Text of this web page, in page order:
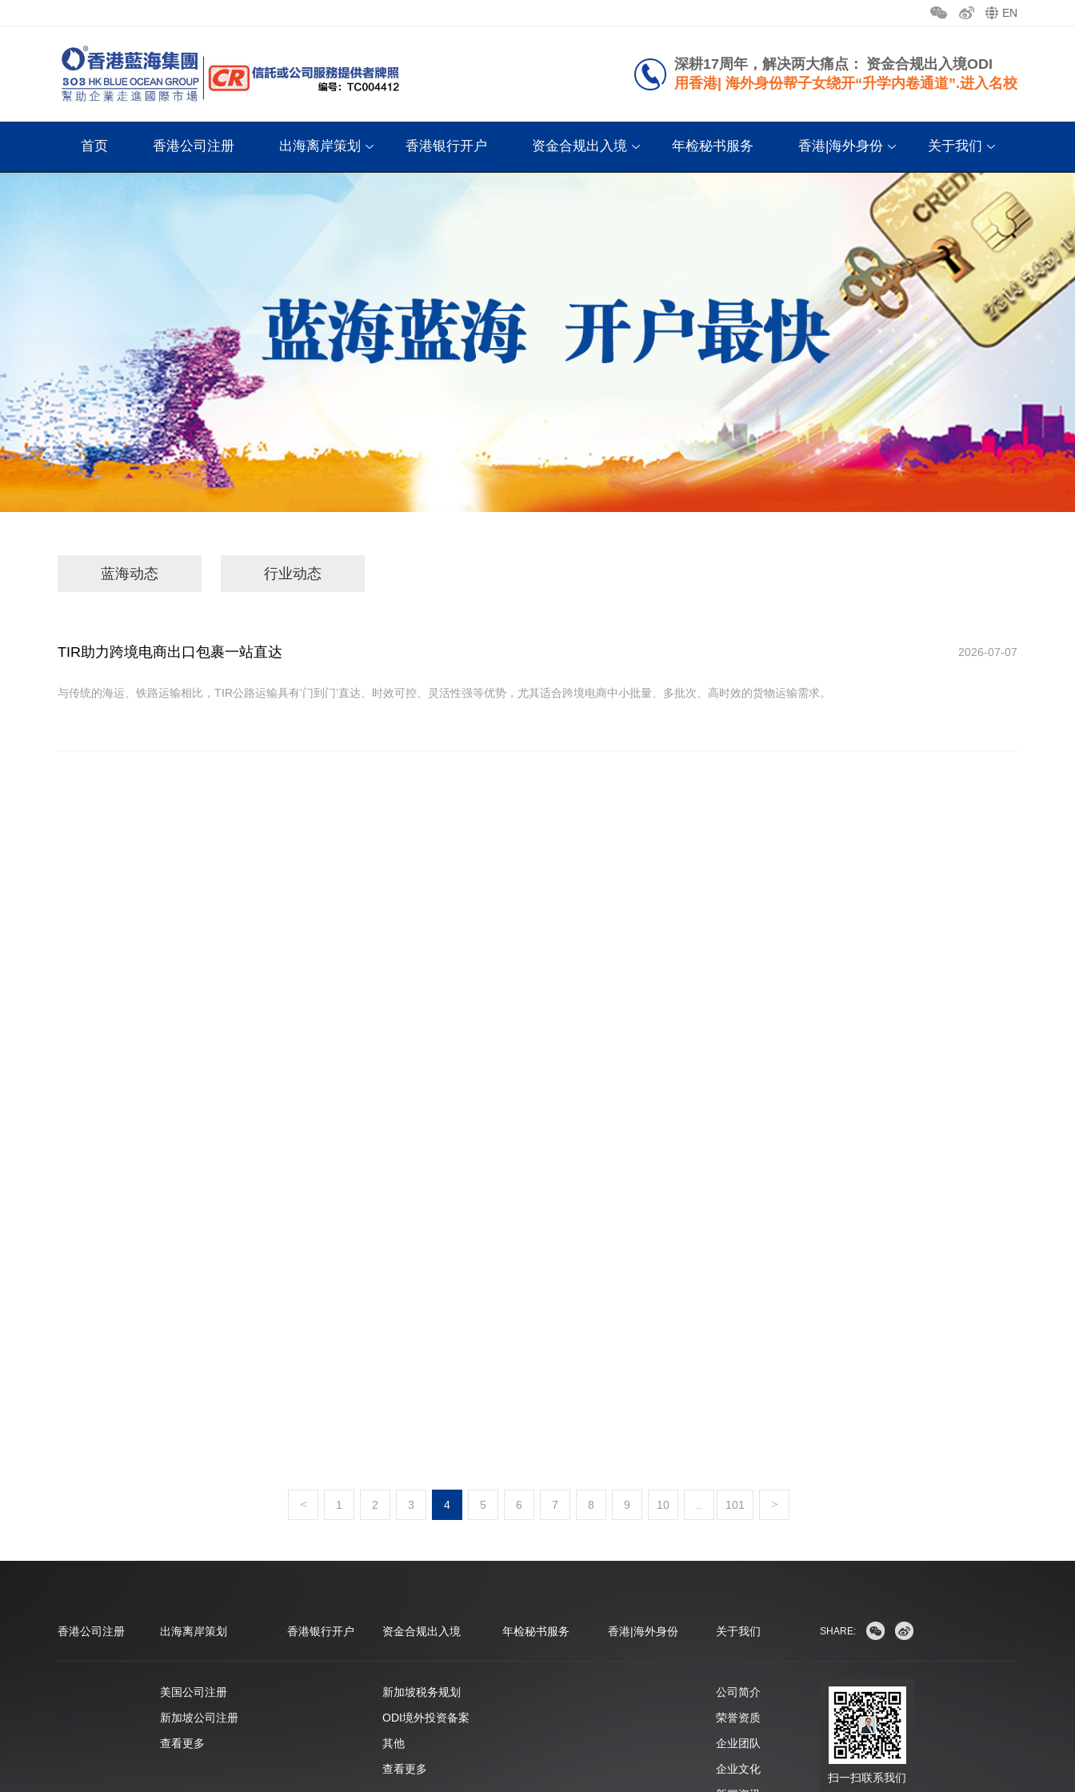
EN
深耕17周年，解决两大痛点： 资金合规出入境ODI
用香港| 海外身份帮子女绕开“升学内卷通道”.进入名校
首页 香港公司注册 出海离岸策划 香港银行开户 资金合规出入境 年检秘书服务 香港|海外身份 关于我们
蓝海动态 行业动态
2026-07-07
TIR助力跨境电商出口包裹一站直达
与传统的海运、铁路运输相比，TIR公路运输具有‘门到门’直达、时效可控、灵活性强等优势，尤其适合跨境电商中小批量、多批次、高时效的货物运输需求。
< 1 2 3 4 5 6 7 8 9 10 101 >
香港公司注册 出海离岸策划
美国公司注册
新加坡公司注册
查看更多
香港银行开户 资金合规出入境
新加坡税务规划
ODI境外投资备案
其他
查看更多
年检秘书服务 香港|海外身份 关于我们
公司简介
荣誉资质
企业团队
企业文化
SHARE:
扫一扫联系我们